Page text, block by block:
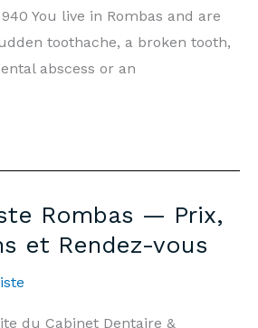
You live in Rombas and are
toothache, a broken tooth,
abscess or an
Rombas — Prix,
et Rendez-vous
du Cabinet Dentaire &